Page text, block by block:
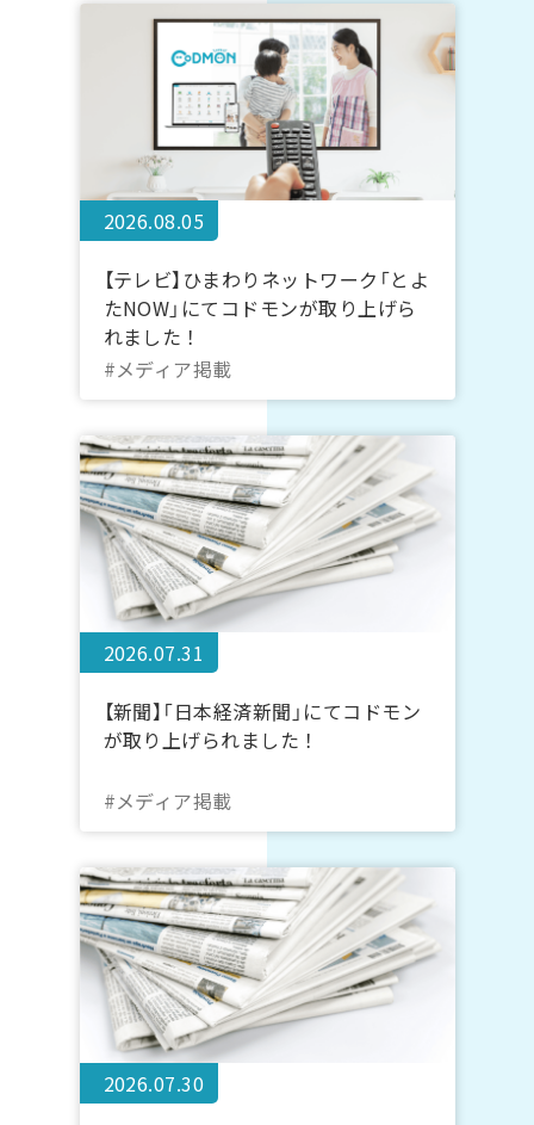
2026.08.05
【テレビ】ひまわりネットワーク「とよ
たNOW」にてコドモンが取り上げら
れました！
#メディア掲載
2026.07.31
【新聞】「日本経済新聞」にてコドモン
が取り上げられました！
#メディア掲載
2026.07.30